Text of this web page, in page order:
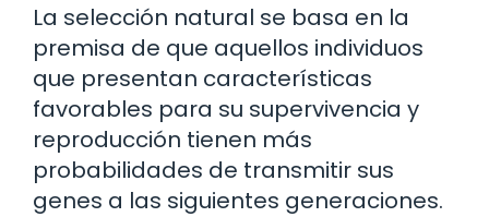
La selección natural se basa en la
premisa de que aquellos individuos
que presentan características
favorables para su supervivencia y
reproducción tienen más
probabilidades de transmitir sus
genes a las siguientes generaciones.